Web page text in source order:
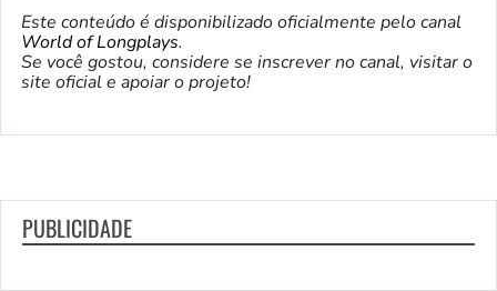
Este conteúdo é disponibilizado oficialmente pelo canal
World of Longplays.
Se você gostou, considere se inscrever no canal, visitar o
site oficial e apoiar o projeto!
PUBLICIDADE